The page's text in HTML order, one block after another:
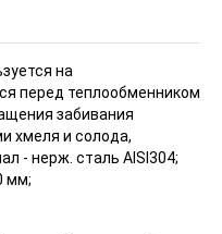
на
перед теплообменником
забивания
хмеля и солода,
- нерж. сталь AISI304;
мм;